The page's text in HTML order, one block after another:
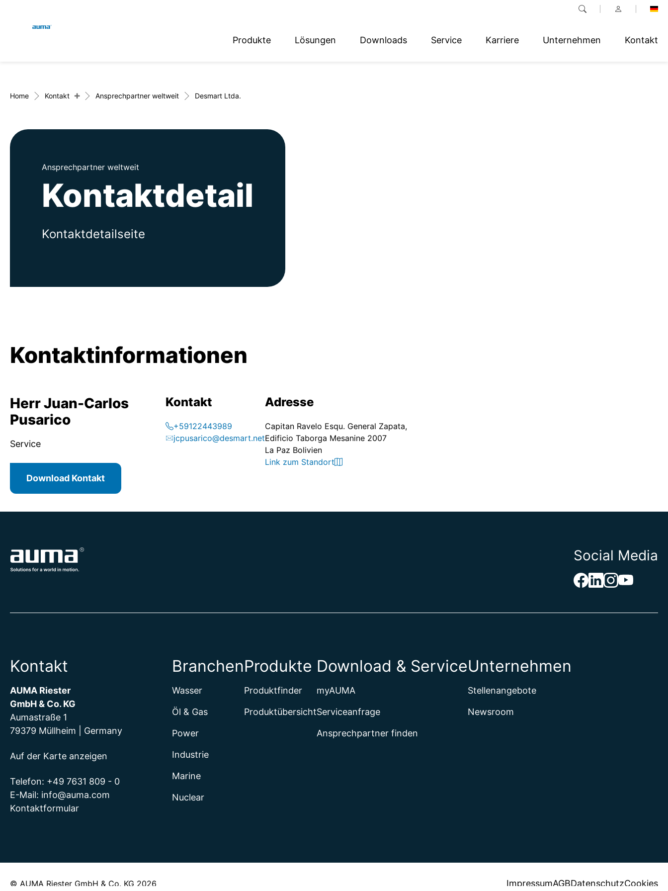
Produkte Lösungen Downloads Service Karriere Unternehmen Kontakt
Europa
Asien und Pazifik
Nordamerika
Home Kontakt + Ansprechpartner weltweit Desmart Ltda.
Ansprechpartner weltweit
Kontaktdetail
Kontaktdetailseite
Kontaktinformationen
Herr Juan-Carlos
Pusarico
Service
Download Kontakt
Kontakt
+59122443989
jcpusarico@desmart.net
Adresse
Capitan Ravelo Esqu. General Zapata,
Edificio Taborga Mesanine 2007
La Paz Bolivien
Link zum Standort
Social Media
Kontakt
AUMA Riester
GmbH & Co. KG
Aumastraße 1
79379 Müllheim | Germany
Auf der Karte anzeigen
Telefon: +49 7631 809 - 0
E-Mail: info@auma.com
Kontaktformular
Branchen
Wasser
Öl & Gas
Power
Industrie
Marine
Nuclear
Produkte
Produktfinder
Produktübersicht
Download & Service
myAUMA
Serviceanfrage
Ansprechpartner finden
Unternehmen
Stellenangebote
Newsroom
© AUMA Riester GmbH & Co. KG 2026 ImpressumAGBDatenschutzCookies